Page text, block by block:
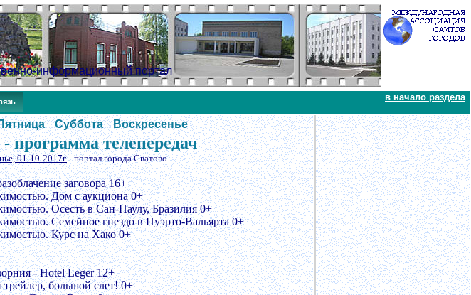
информационный портал
в начало раздела
Суббота Воскресенье
программа телепередач
01-10-2017г.- портал города Сватово
заговора 16+
Дом с аукциона 0+
Осесть в Сан-Паулу, Бразилия 0+
Семейное гнездо в Пуэрто-Вальярта 0+
Курс на Хако 0+
- Hotel Leger 12+
большой слет! 0+